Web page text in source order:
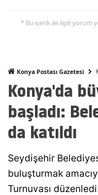
* Bu içerik ile ilgili yorum
Konya Postası Gazetesi
Konya'da
başladı:
da katıldı
Seydişehir
buluşturmak
Turnuvası